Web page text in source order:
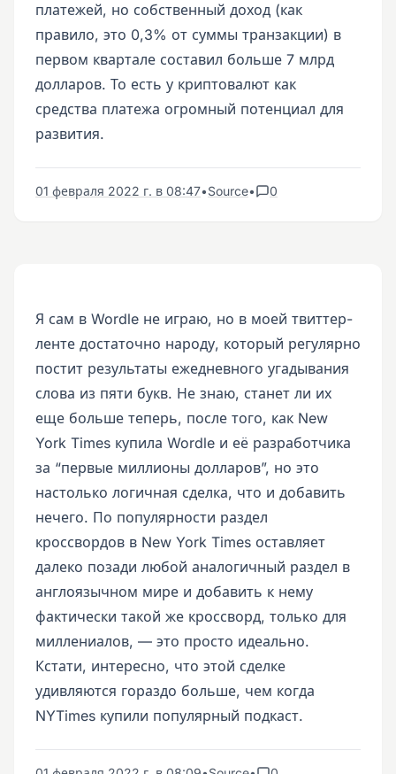
платежей, но собственный доход (как
правило, это 0,3% от суммы транзакции) в
первом квартале составил больше 7 млрд
долларов. То есть у криптовалют как
средства платежа огромный потенциал для
развития.
01 февраля 2022 г. в 08:47•Source• 0
Я сам в Wordle не играю, но в моей твиттер-
ленте достаточно народу, который регулярно
постит результаты ежедневного угадывания
слова из пяти букв. Не знаю, станет ли их
еще больше теперь, после того, как New
York Times купила Wordle и её разработчика
за “первые миллионы долларов”, но это
настолько логичная сделка, что и добавить
нечего. По популярности раздел
кроссвордов в New York Times оставляет
далеко позади любой аналогичный раздел в
англоязычном мире и добавить к нему
фактически такой же кроссворд, только для
миллениалов, — это просто идеально.
Кстати, интересно, что этой сделке
удивляются гораздо больше, чем когда
NYTimes купили популярный подкаст.